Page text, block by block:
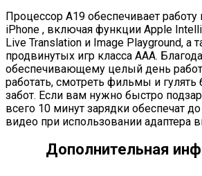
Процессор A19 обеспечивает
iPhone , включая функции Apple
Live Translation и Image Playground, а
продвинутых игр класса AAA.
обеспечивающему целый день
работать, смотреть фильмы и гулять
забот. Если вам нужно быстро
всего 10 минут зарядки обеспечат
видео при использовании адаптера
Дополнительная